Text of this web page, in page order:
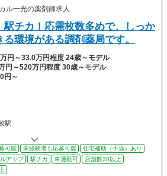
ル一光の薬剤師求人
チカ！応需枚数多めで、しっか
環境がある調剤薬局です。
万円～33.0万円程度 24歳～モデル
円～520万円程度 30歳～モデル
円～
駅
可能 未経験者も応募可能
住宅補助（手当）あり
アップ 駅チカ 車通勤可
店舗数30以上